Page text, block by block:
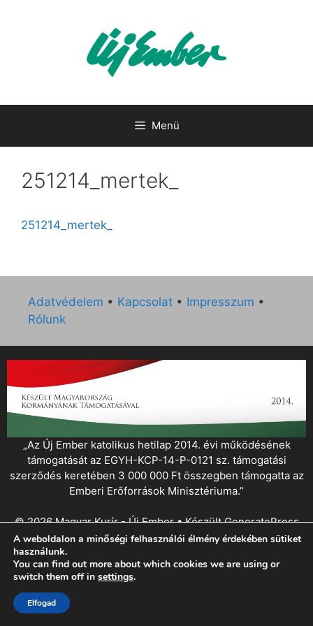
Menü
251214_mertek_
251214_mertek_
Adatvédelem • Kapcsolat • Impresszum •
Rólunk
„Az Új Ember katolikus hetilap 2014. évi működésének
támogatását az EGYH-KCP-14-P-0121 sz. támogatási
szerződés keretében 3 000 000 Ft összegben támogatta az
Emberi Erőforrások Minisztériuma.”
© 2026 Magyar Kurír - Új Ember• KészültGeneratePress
A weboldalon a minőségi felhasználói élmény érdekében sütiket
használunk.
You can find out more about which cookies we are using or
switch them off in settings.
Elfogad